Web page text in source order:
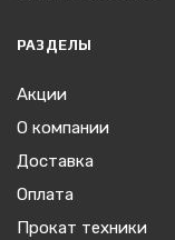
РАЗДЕЛЫ
Акции
О компании
Доставка
Оплата
Прокат техники